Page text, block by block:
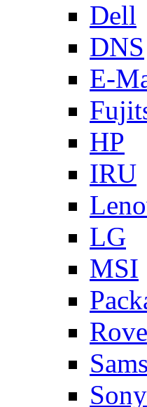
Dell
DNS
E-
HP
IRU
LG
MSI
Sony